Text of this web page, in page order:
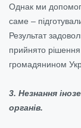
Однак ми
саме –
Результат
прийнято
громадянином
3. Незнання
органів.